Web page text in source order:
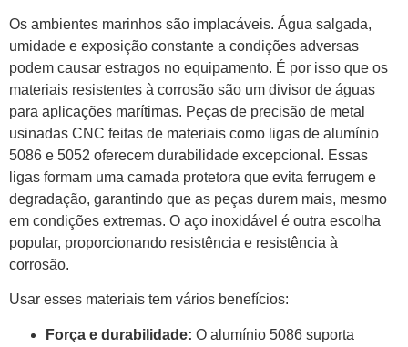
Os ambientes marinhos são implacáveis. Água salgada,
umidade e exposição constante a condições adversas
podem causar estragos no equipamento. É por isso que os
materiais resistentes à corrosão são um divisor de águas
para aplicações marítimas. Peças de precisão de metal
usinadas CNC feitas de materiais como ligas de alumínio
5086 e 5052 oferecem durabilidade excepcional. Essas
ligas formam uma camada protetora que evita ferrugem e
degradação, garantindo que as peças durem mais, mesmo
em condições extremas. O aço inoxidável é outra escolha
popular, proporcionando resistência e resistência à
corrosão.
Usar esses materiais tem vários benefícios:
Força e durabilidade: O alumínio 5086 suporta